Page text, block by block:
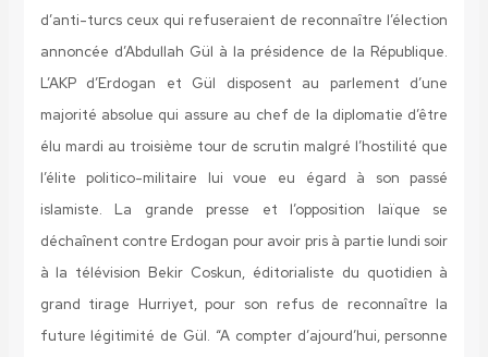
d’anti-turcs ceux qui refuseraient de reconnaître l’élection
annoncée d’Abdullah Gül à la présidence de la République.
L’AKP d’Erdogan et Gül disposent au parlement d’une
majorité absolue qui assure au chef de la diplomatie d’être
élu mardi au troisième tour de scrutin malgré l’hostilité que
l’élite politico-militaire lui voue eu égard à son passé
islamiste. La grande presse et l’opposition laïque se
déchaînent contre Erdogan pour avoir pris à partie lundi soir
à la télévision Bekir Coskun, éditorialiste du quotidien à
grand tirage Hurriyet, pour son refus de reconnaître la
future légitimité de Gül. “A compter d’ajourd’hui, personne